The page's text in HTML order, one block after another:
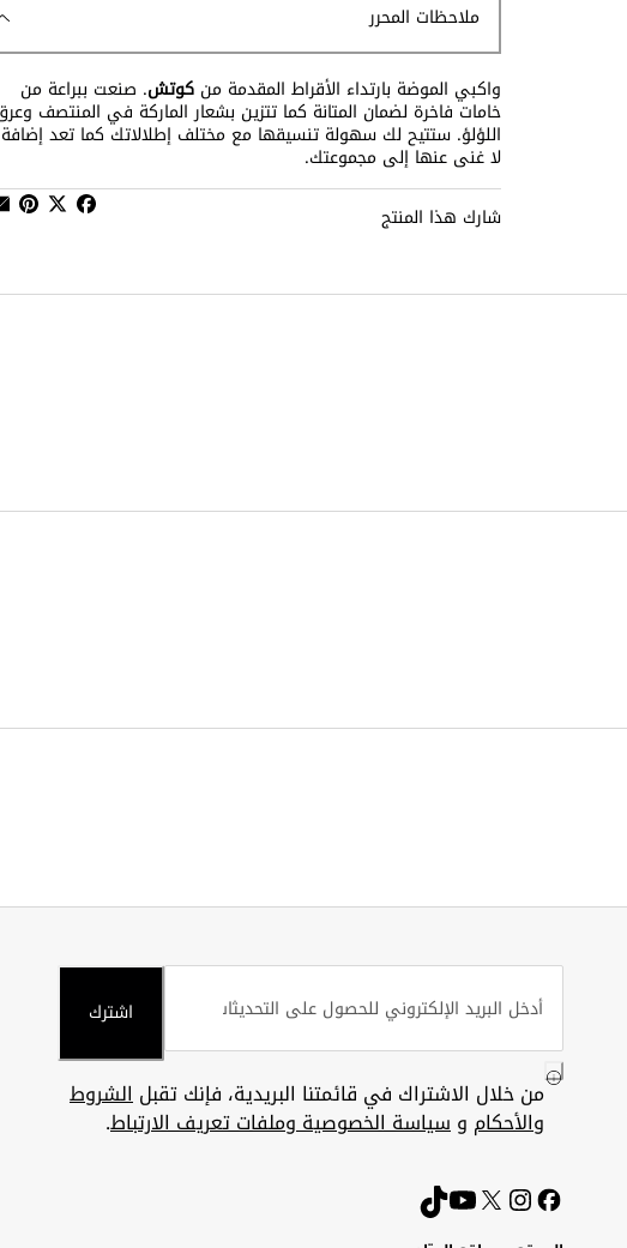
ملاحظات المحرر
واكبي الموضة بارتداء الأقراط المقدمة من كوتش. صنعت ببراعة من
خامات فاخرة لضمان المتانة كما تتزين بشعار الماركة في المنتصف
اللؤلؤ. ستتيح لك سهولة تنسيقها مع مختلف إطلالاتك كما تعد إضافة
لا غنى عنها إلى مجموعتك.
شارك هذا المنتج
اشترك
من خلال الاشتراك في قائمتنا البريدية، فإنك تقبلالشروط
والأحكام وسياسة الخصوصية وملفات تعريف الارتباط.